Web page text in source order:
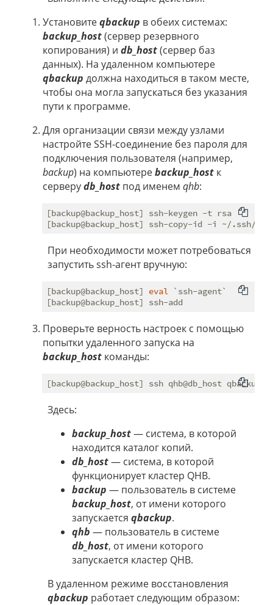
Установитеqbackup в обеих системах:
backup_host(сервер резервного
копирования) и db_host(сервер баз
данных). На удаленном компьютере
qbackup должна находиться в таком месте,
чтобы она могла запускаться без указания
пути к программе.
Для организации связи между узлами
настройте SSH-соединение без пароля для
подключения пользователя (например,
backup) на компьютереbackup_host к
серверуdb_host под именем qhb:
[backup@backup_host] ssh-keygen -t rsa
При необходимости может потребоваться
запустить ssh-агент вручную:
[backup@backup_host] eval `ssh-agent`
Проверьте верность настроек с помощью
попытки удаленного запуска на
backup_host команды:
[backup@backup_host] ssh qhb@db_host
Здесь:
backup_host— система, в которой
находится каталог копий.
db_host— система, в которой
функционирует кластер QHB.
backup — пользователь в системе
backup_host, от имени которого
запускается qbackup.
qhb — пользователь в системе
db_host, от имени которого
запускается кластер QHB.
В удаленном режиме восстановления
qbackup работает следующим образом: